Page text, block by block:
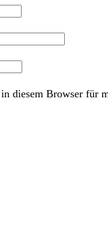
diesem Browser für